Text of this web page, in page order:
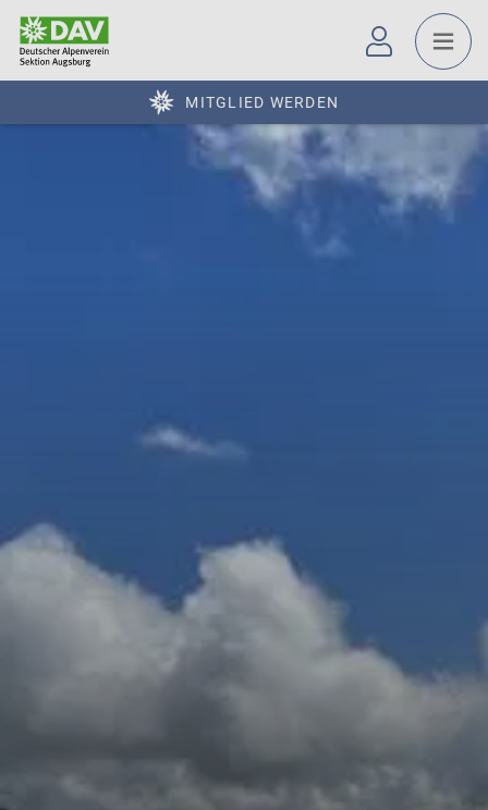
MITGLIED WERDEN